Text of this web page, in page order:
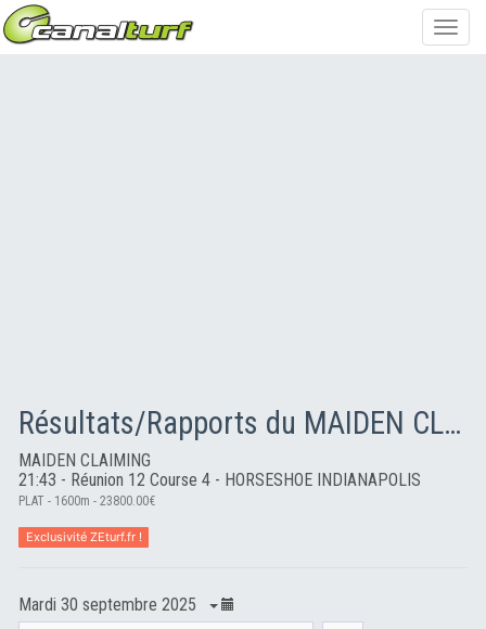
Résultats/Rapports du MAIDEN CLAIMING
MAIDEN CLAIMING
21:43 - Réunion 12 Course 4 - HORSESHOE INDIANAPOLIS
PLAT - 1600m - 23800.00€
Exclusivité ZEturf.fr !
Mardi 30 septembre 2025